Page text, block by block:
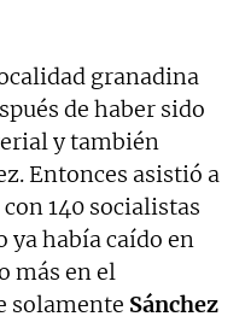
granadina
de haber sido
y también
Entonces asistió a
140 socialistas
ya había caído en
más en el
solamente Sánchez